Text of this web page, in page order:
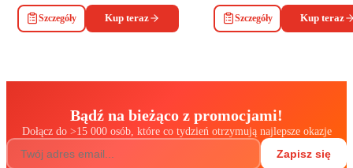
Szczegóły Kup teraz Szczegóły Kup teraz
Bądź na bieżąco z promocjami!
Dołącz do >15 000 osób, które co tydzień otrzymują najlepsze okazje
Zapisz się